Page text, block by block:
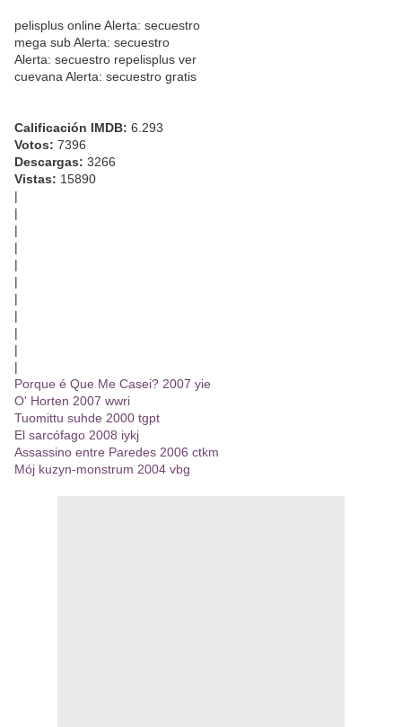
pelisplus online Alerta: secuestro
mega sub Alerta: secuestro
Alerta: secuestro repelisplus ver
cuevana Alerta: secuestro gratis
Calificación IMDB: 6.293
Votos: 7396
Descargas: 3266
Vistas: 15890
|
|
|
|
|
|
|
|
|
|
|
Porque é Que Me Casei? 2007 yie
O' Horten 2007 wwri
Tuomittu suhde 2000 tgpt
El sarcófago 2008 iykj
Assassino entre Paredes 2006 ctkm
Mój kuzyn-monstrum 2004 vbg